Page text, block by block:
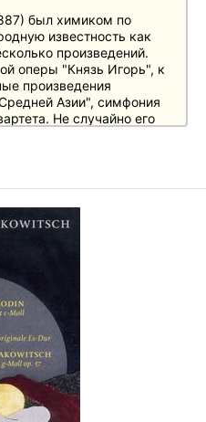
был химиком по
известность как
произведений.
оперы "Князь Игорь", к
произведения
Азии", симфония
Не случайно его
в 1869-1887 годах,
древнерусский
повествующий о том,
неоднократно
Разделенная на
была разобщена и не
В 1185 г. князь Игорь,
князя Киевского и без
отправился в
были разгромлены, а
неудача похода
в страну и